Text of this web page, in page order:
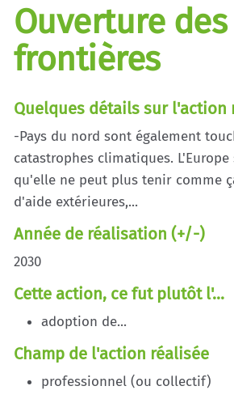
Ouverture des
frontières
Quelques détails sur l'action
-Pays du nord sont également
catastrophes climatiques.
qu'elle ne peut plus tenir comme
d'aide extérieures,...
Année de réalisation (+/-)
2030
Cette action, ce fut plutôt l'...
adoption de...
Champ de l'action réalisée
professionnel (ou collectif)